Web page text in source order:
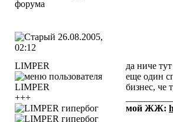
26.08.2005,
02:12
LIMPER
+++
да ниче
еще один
бизнес, че
мой ЖЖ: